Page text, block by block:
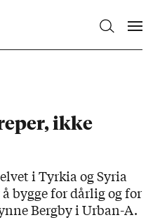
ikke
i Tyrkia og Syria
bygge for dårlig og for
Bergby i Urban-A.